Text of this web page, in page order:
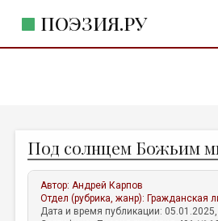
ПОЭЗИЯ.РУ
ЖАНРЫ
АВТОРЫ
КОММЕНТАРИИ
Под солнцем Божьим
Автор:Андрей Карпов
Отдел (рубрика, жанр): Гражданская
Дата и время публикации: 05.01.2025,